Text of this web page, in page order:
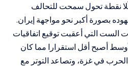
نقطة تحول سمحت للتحالف
بصورة أكبر نحو مواجهة إيران.
الست التي أعقبت توقيع اتفاقيات
أصبح أقل استقرارا مما كان
في غزة، وتصاعد التوتر مع